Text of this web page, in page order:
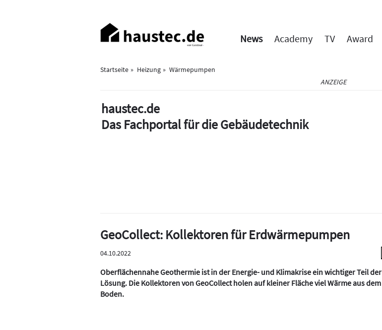
Haupt-
Navigation
News Academy TV Award
Startseite Heizung
Wärmepumpen
ANZEIGE
haustec.de
Das Fachportal für die Gebäudetechnik
GeoCollect: Kollektoren für Erdwärmepumpen
04.10.2022
Oberflächennahe Geothermie ist in der Energie- und Klimakrise ein wichtiger Teil der
Lösung. Die Kollektoren von GeoCollect holen auf kleiner Fläche viel Wärme aus dem
Boden.